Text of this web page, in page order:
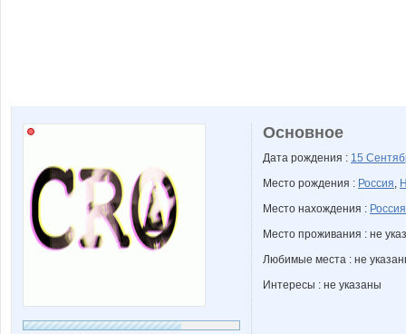
Основное
Дата рождения : 15
Место рождения : Россия,
Место нахождения : Россия
Место проживания : не
Любимые места : не
Интересы : не указаны